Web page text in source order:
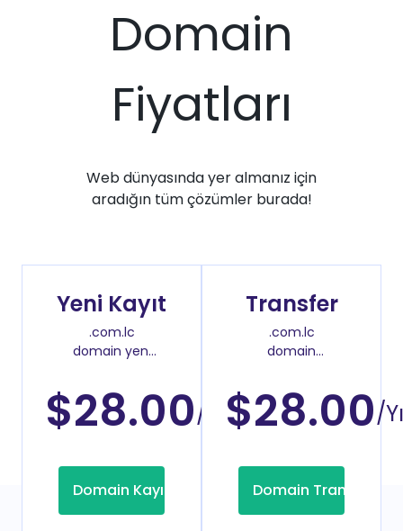
Domain
Fiyatları
Web dünyasında yer almanız için
aradığın tüm çözümler burada!
Yeni Kayıt
.com.lc
domain yeni
$28.00/Yıl
Domain Kayıt
Transfer
.com.lc
domain
$28.00/
Domain Transfer